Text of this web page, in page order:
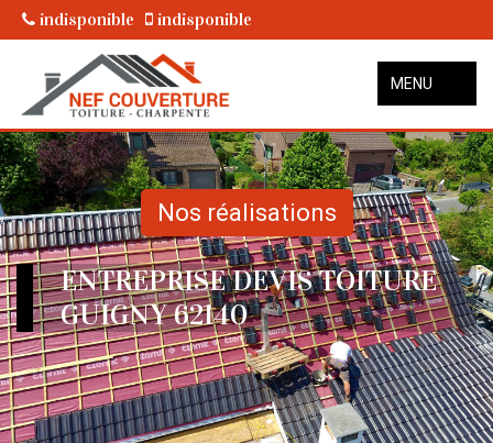
indisponible indisponible
MENU
Nos réalisations
ENTREPRISE DEVIS TOITURE
GUIGNY 62140